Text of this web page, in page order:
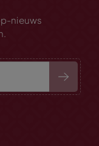
nieuws